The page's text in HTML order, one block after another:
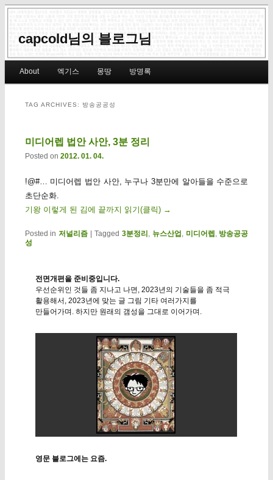
capcold님의 블로그님
Skip to primary content
Skip to secondary content
About 엑기스 몽땅 방명록
TAG ARCHIVES: 방송공공성
미디어렙 법안 사안, 3분 정리
Posted on 2012. 01. 04.
!@#… 미디어렙 법안 사안, 누구나 3분만에 알아들을 수준으로
초단순화.
기왕 이렇게 된 김에 끝까지 읽기(클릭) →
Posted in 저널리즘 |Tagged 3분정리 뉴스산업 미디어렙 방송공공
성
전면개편을 준비중입니다.
우선순위인 것들 좀 지나고 나면, 2023년의 기술들을 좀 적극
활용해서, 2023년에 맞는 글 그림 기타 여러가지를
만들어가며. 하지만 원래의 갬성을 그대로 이어가며.
영문 블로그에는 요즘.